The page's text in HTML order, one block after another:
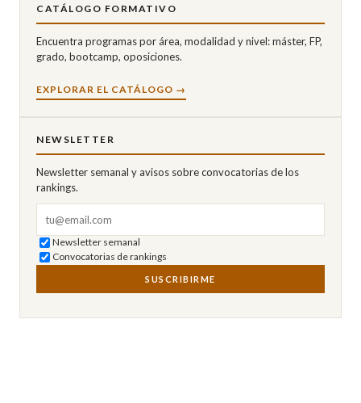
CATÁLOGO FORMATIVO
Encuentra programas por área, modalidad y nivel: máster, FP,
grado, bootcamp, oposiciones.
EXPLORAR EL CATÁLOGO →
NEWSLETTER
Newsletter semanal y avisos sobre convocatorias de los
rankings.
Newsletter semanal
Convocatorias de rankings
SUSCRIBIRME